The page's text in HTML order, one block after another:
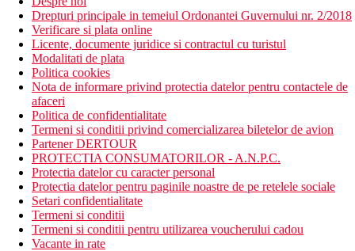
club pentru adolescenti (pentru copii de la 12 la 18 ani)
centru SPA
fitness
Descrierea plajei
nisipos
sezlonguri, umbrele si prosoape gratuite
Activitati sportive gratuite
golf (green fee gratuit, transfer la hotel, echipament, lectii
si carucior contra cost, pentru jucatori optiunea de pranz la
restaurantul de langa teren ca parte a All Inclusive,
rezervare necesara)
programe de seara
fitness
yoga
sah urias
Drepturi principale in temeiul Ordonantei Guvernului nr. 2/2018
Verificare si plata online
Licente, documente juridice si contractul cu turistul
Modalitati de plata
Politica cookies
Nota de informare privind protectia datelor pentru contactele de
afaceri
Politica de confidentialitate
Termeni si conditii privind comercializarea biletelor de avion
Partener DERTOUR
PROTECTIA CONSUMATORILOR - A.N.P.C.
Protectia datelor cu caracter personal
Protectia datelor pentru paginile noastre de pe retelele sociale
Setari confidentialitate
Termeni si conditii
Termeni si conditii pentru utilizarea voucherului cadou
Vacante in rate